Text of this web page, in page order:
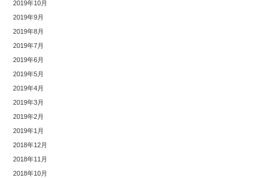
2019年10月
2019年9月
2019年8月
2019年7月
2019年6月
2019年5月
2019年4月
2019年3月
2019年2月
2019年1月
2018年12月
2018年11月
2018年10月